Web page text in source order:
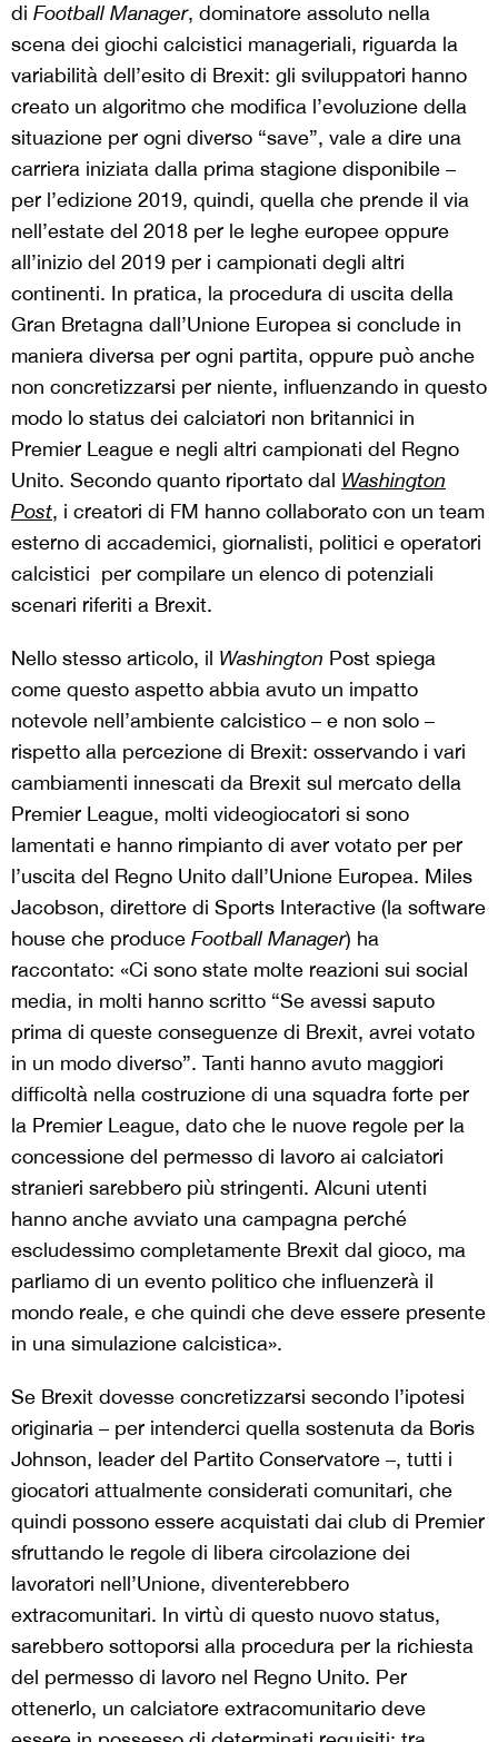
di Football Manager, dominatore assoluto nella
scena dei giochi calcistici manageriali, riguarda la
variabilità dell’esito di Brexit: gli sviluppatori hanno
creato un algoritmo che modifica l’evoluzione della
situazione per ogni diverso “save”, vale a dire una
carriera iniziata dalla prima stagione disponibile –
per l’edizione 2019, quindi, quella che prende il via
nell’estate del 2018 per le leghe europee oppure
all’inizio del 2019 per i campionati degli altri
continenti. In pratica, la procedura di uscita della
Gran Bretagna dall’Unione Europea si conclude in
maniera diversa per ogni partita, oppure può anche
non concretizzarsi per niente, influenzando in questo
modo lo status dei calciatori non britannici in
Premier League e negli altri campionati del Regno
Unito. Secondo quanto riportato dal Washington
Post, i creatori di FM hanno collaborato con un team
esterno di accademici, giornalisti, politici e operatori
calcistici per compilare un elenco di potenziali
scenari riferiti a Brexit.
Nello stesso articolo, il Washington Post spiega
come questo aspetto abbia avuto un impatto
notevole nell’ambiente calcistico – e non solo –
rispetto alla percezione di Brexit: osservando i vari
cambiamenti innescati da Brexit sul mercato della
Premier League, molti videogiocatori si sono
lamentati e hanno rimpianto di aver votato per per
l’uscita del Regno Unito dall’Unione Europea. Miles
Jacobson, direttore di Sports Interactive (la software
house che produce Football Manager) ha
raccontato: «Ci sono state molte reazioni sui social
media, in molti hanno scritto “Se avessi saputo
prima di queste conseguenze di Brexit, avrei votato
in un modo diverso”. Tanti hanno avuto maggiori
difficoltà nella costruzione di una squadra forte per
la Premier League, dato che le nuove regole per la
concessione del permesso di lavoro ai calciatori
stranieri sarebbero più stringenti. Alcuni utenti
hanno anche avviato una campagna perché
escludessimo completamente Brexit dal gioco, ma
parliamo di un evento politico che influenzerà il
mondo reale, e che quindi che deve essere presente
in una simulazione calcistica».
Se Brexit dovesse concretizzarsi secondo l’ipotesi
originaria – per intenderci quella sostenuta da Boris
Johnson, leader del Partito Conservatore –, tutti i
giocatori attualmente considerati comunitari, che
quindi possono essere acquistati dai club di Premier
sfruttando le regole di libera circolazione dei
lavoratori nell’Unione, diventerebbero
extracomunitari. In virtù di questo nuovo status,
sarebbero sottoporsi alla procedura per la richiesta
del permesso di lavoro nel Regno Unito. Per
ottenerlo, un calciatore extracomunitario deve